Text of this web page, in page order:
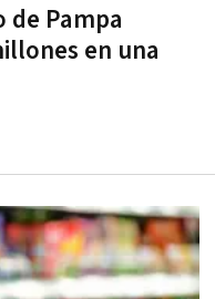
Pampa
en una